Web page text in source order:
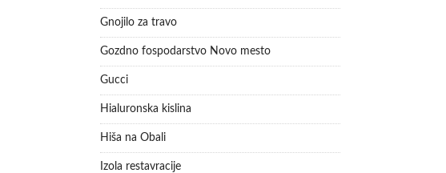
Gnojilo za travo
Gozdno fospodarstvo Novo mesto
Gucci
Hialuronska kislina
Hiša na Obali
Izola restavracije